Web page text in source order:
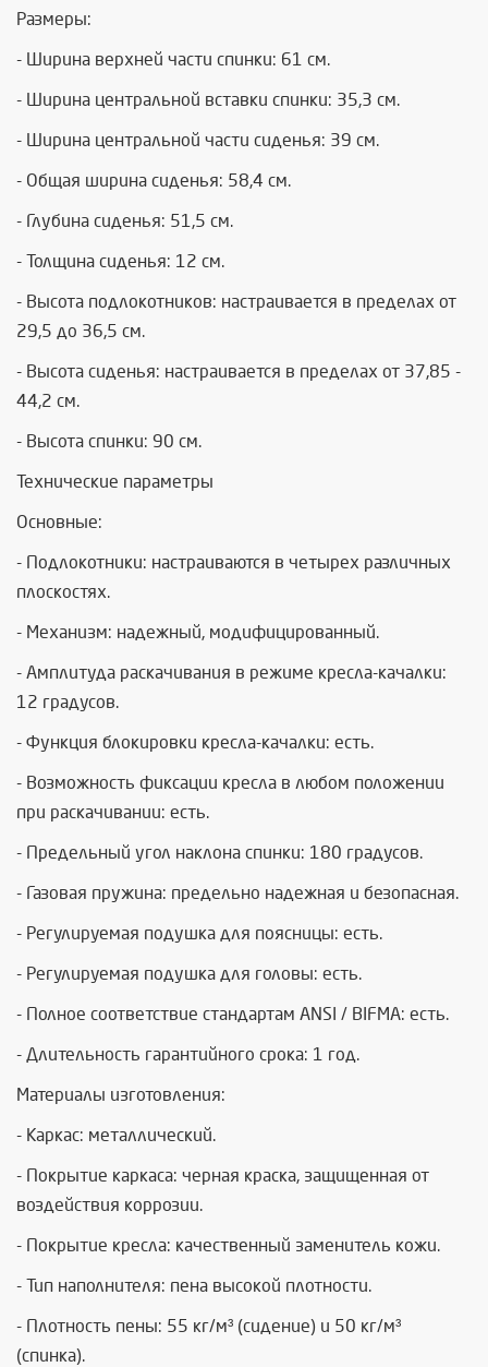
Размеры:
- Ширина верхней части спинки: 61 см.
- Ширина центральной вставки спинки: 35,3 см.
- Ширина центральной части сиденья: 39 см.
- Общая ширина сиденья: 58,4 см.
- Глубина сиденья: 51,5 см.
- Толщина сиденья: 12 см.
- Высота подлокотников: настраивается в пределах от
29,5 до 36,5 см.
- Высота сиденья: настраивается в пределах от 37,85 -
44,2 см.
- Высота спинки: 90 см.
Технические параметры
Основные:
- Подлокотники: настраиваются в четырех различных
плоскостях.
- Механизм: надежный, модифицированный.
- Амплитуда раскачивания в режиме кресла-качалки:
12 градусов.
- Функция блокировки кресла-качалки: есть.
- Возможность фиксации кресла в любом положении
при раскачивании: есть.
- Предельный угол наклона спинки: 180 градусов.
- Газовая пружина: предельно надежная и безопасная.
- Регулируемая подушка для поясницы: есть.
- Регулируемая подушка для головы: есть.
- Полное соответствие стандартам ANSI / BIFMA: есть.
- Длительность гарантийного срока: 1 год.
Материалы изготовления:
- Каркас: металлический.
- Покрытие каркаса: черная краска, защищенная от
воздействия коррозии.
- Покрытие кресла: качественный заменитель кожи.
- Тип наполнителя: пена высокой плотности.
- Плотность пены: 55 кг/м³ (сидение) и 50 кг/м³
(спинка).